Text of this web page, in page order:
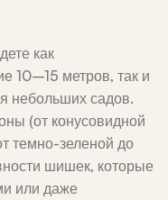
как
10–15 метров, так и
небольших садов.
(от конусовидной
темно-зеленой до
шишек, которые
или даже